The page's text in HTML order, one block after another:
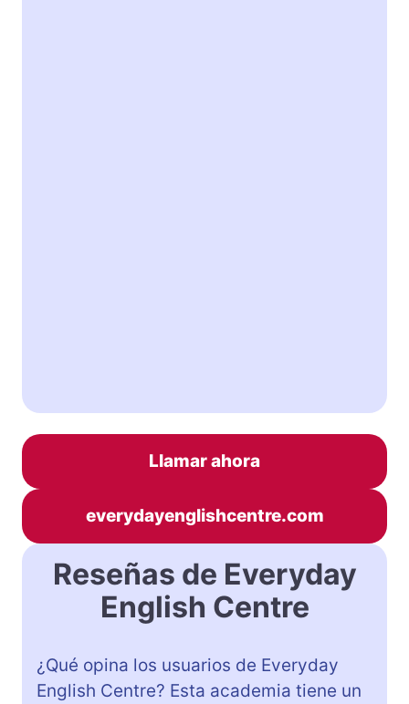
Llamar ahora
everydayenglishcentre.com
Reseñas de Everyday
English Centre
¿Qué opina los usuarios de Everyday
English Centre? Esta academia tiene un